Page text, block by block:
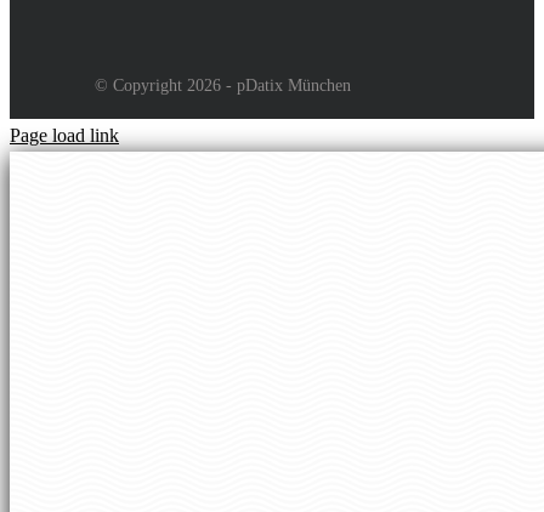
© Copyright 2026 - pDatix München
Page load link